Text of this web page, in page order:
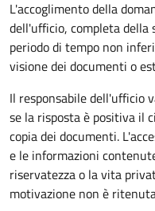
L'accoglimento della
dell'ufficio, completa della
periodo di tempo non
visione dei documenti o
Il responsabile dell'ufficio
se la risposta è positiva il
copia dei documenti.
e le informazioni
riservatezza o la vita
motivazione non è